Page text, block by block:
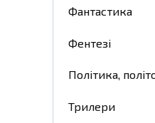
Фантастика
Фентезі
Політика,
Трилери